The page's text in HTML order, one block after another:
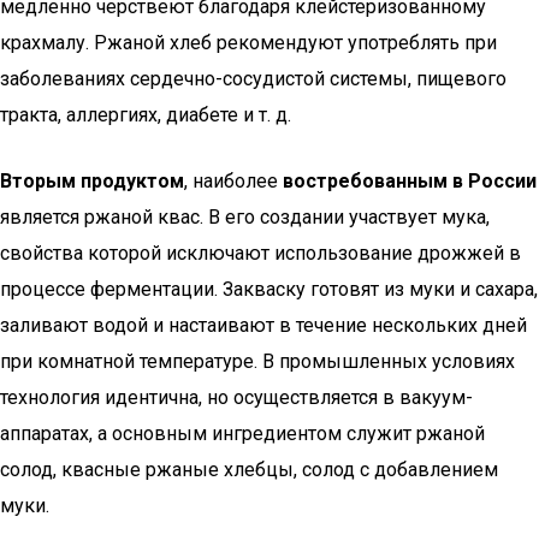
медленно черствеют благодаря клейстеризованному
крахмалу. Ржаной хлеб рекомендуют употреблять при
заболеваниях сердечно-сосудистой системы, пищевого
тракта, аллергиях, диабете и т. д.
Вторым продуктом, наиболее востребованным в России
является ржаной квас. В его создании участвует мука,
свойства которой исключают использование дрожжей в
процессе ферментации. Закваску готовят из муки и сахара,
заливают водой и настаивают в течение нескольких дней
при комнатной температуре. В промышленных условиях
технология идентична, но осуществляется в вакуум-
аппаратах, а основным ингредиентом служит ржаной
солод, квасные ржаные хлебцы, солод с добавлением
муки.